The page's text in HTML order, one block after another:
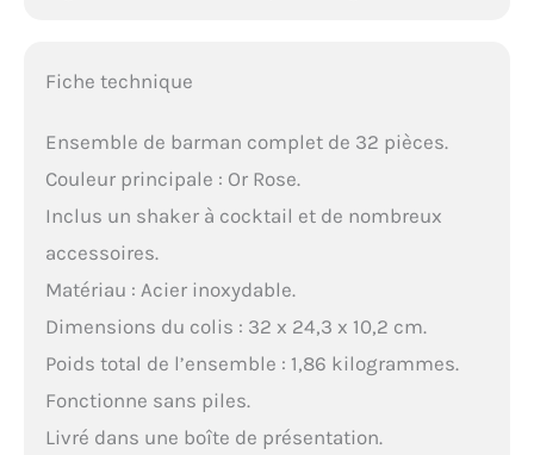
Fiche technique
Ensemble de barman complet de 32 pièces.
Couleur principale : Or Rose.
Inclus un shaker à cocktail et de nombreux
accessoires.
Matériau : Acier inoxydable.
Dimensions du colis : 32 x 24,3 x 10,2 cm.
Poids total de l’ensemble : 1,86 kilogrammes.
Fonctionne sans piles.
Livré dans une boîte de présentation.